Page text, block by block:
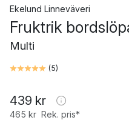
Ekelund Linneväveri
Fruktrik
Multi
(5)
439 kr
465 kr Rek. pris*